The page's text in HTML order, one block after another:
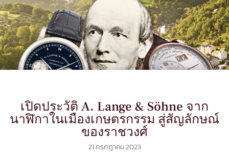
เปิดประวัติ A. Lange & Söhne จาก
นาฬิกาในเมืองเกษตรกรรม สู่สัญลักษณ์
ของราชวงศ์
21 กรกฎาคม 2023